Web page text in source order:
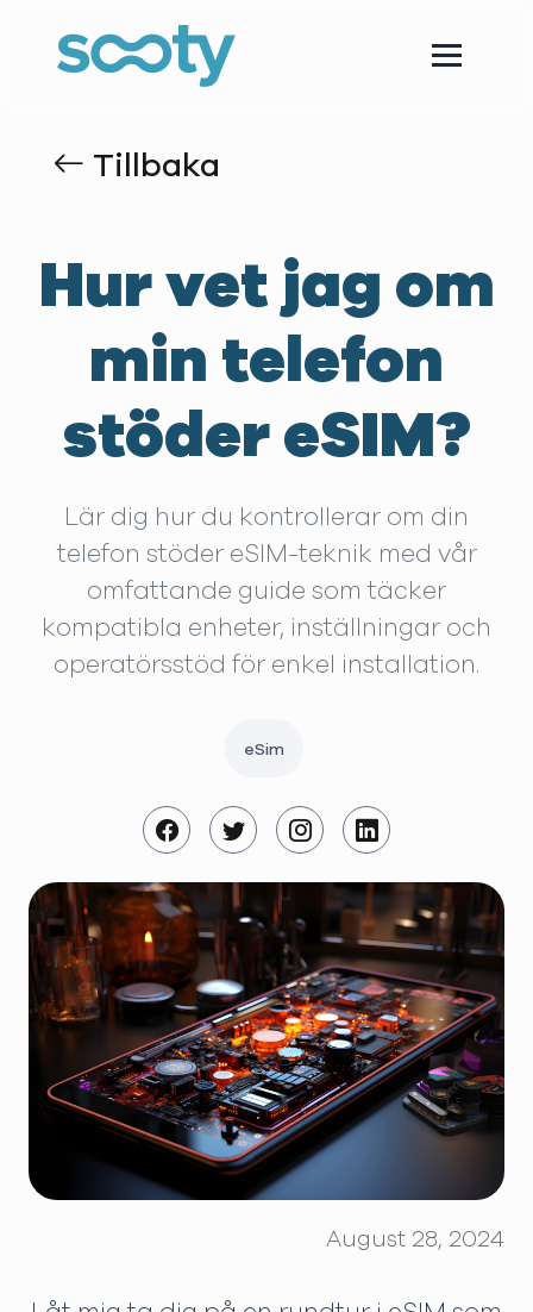
Tillbaka
Hur vet jag om
min telefon
stöder eSIM?
Lär dig hur du kontrollerar om din
telefon stöder eSIM-teknik med vår
omfattande guide som täcker
kompatibla enheter, inställningar och
operatörsstöd för enkel installation.
eSim
August 28, 2024